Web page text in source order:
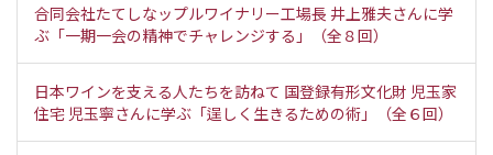
合同会社たてしなップルワイナリー工場長 井上雅夫さんに学
ぶ「一期一会の精神でチャレンジする」（全８回）
日本ワインを支える人たちを訪ねて 国登録有形文化財 児玉家
住宅 児玉寧さんに学ぶ「逞しく生きるための術」（全６回）